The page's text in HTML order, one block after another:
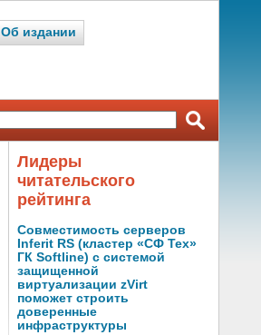
Об издании
Лидеры
читательского
рейтинга
Совместимость серверов
Inferit RS (кластер «СФ Тех»
ГК Softline) с системой
защищенной
виртуализации zVirt
поможет строить
доверенные
инфраструктуры